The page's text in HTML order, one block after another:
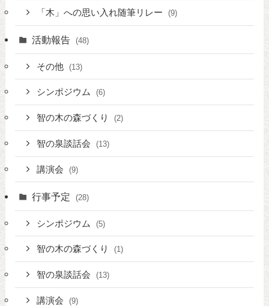
「木」への思い入れ随筆リレー (9)
活動報告 (48)
その他 (13)
シンポジウム (6)
智の木の森づくり (2)
智の泉談話会 (13)
講演会 (9)
行事予定 (28)
シンポジウム (5)
智の木の森づくり (1)
智の泉談話会 (13)
講演会 (9)